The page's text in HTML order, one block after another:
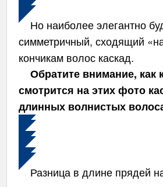
Но наиболее элегантно
симметричный, сходящий
кончикам волос каскад.
Обратите внимание, как
смотрится на этих фото
длинных волнистых
Разница в длине прядей